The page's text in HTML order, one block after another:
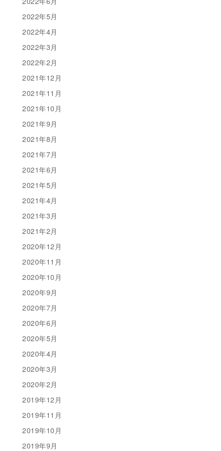
2022年5月
2022年4月
2022年3月
2022年2月
2021年12月
2021年11月
2021年10月
2021年9月
2021年8月
2021年7月
2021年6月
2021年5月
2021年4月
2021年3月
2021年2月
2020年12月
2020年11月
2020年10月
2020年9月
2020年7月
2020年6月
2020年5月
2020年4月
2020年3月
2020年2月
2019年12月
2019年11月
2019年10月
2019年9月